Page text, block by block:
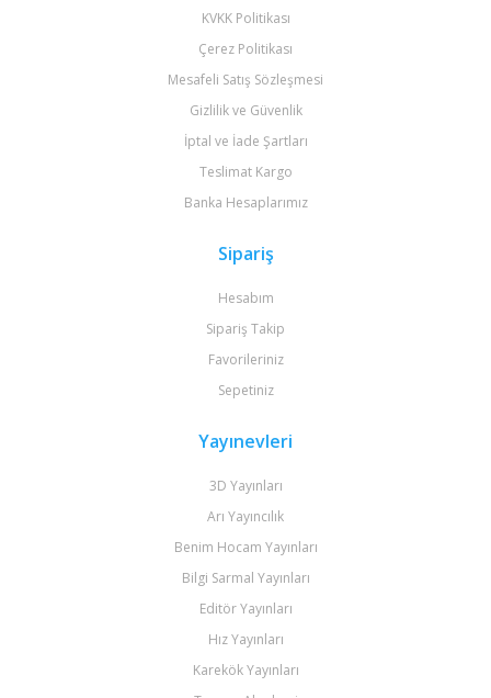
KVKK Politikası
Çerez Politikası
Mesafeli Satış Sözleşmesi
Gizlilik ve Güvenlik
İptal ve İade Şartları
Teslimat Kargo
Banka Hesaplarımız
Sipariş
Hesabım
Sipariş Takip
Favorileriniz
Sepetiniz
Yayınevleri
3D Yayınları
Arı Yayıncılık
Benim Hocam Yayınları
Bilgi Sarmal Yayınları
Editör Yayınları
Hız Yayınları
Karekök Yayınları